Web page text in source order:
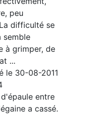
peu
difficulté se
semble
à grimper, de
...
le 30-08-2011
entre
a cassé.